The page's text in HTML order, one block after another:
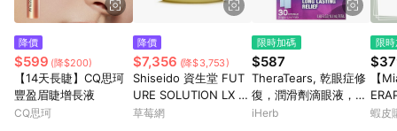
降價
$599 (降$200)
【14天長睫】CQ思珂
豐盈眉睫增長液
CQ思珂
降價
$7,356 (降$3,753)
Shiseido 資生堂 FUT
URE SOLUTION LX 傳
奇再生珍萃極光眼霜
草莓網
限時加碼
$587
TheraTears, 乾眼症修
復，潤滑劑滴眼液，30
個無菌一次性小瓶
iHerb
限
【
華+
蝦皮